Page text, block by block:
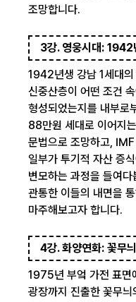
조망합니다.
3강. 영웅시대: 1942
1942년생 강남 1세대
신중산층이 어떤 조건
형성되었는지를 내부로
88만원 세대로 이어지
문법으로 조망하고,
일부가 투기적 자산 증
변모하는 과정을 들여
관통한 이들의 내면을
마주해보고자 합니다.
4강. 화양연화: 꽃무
1975년 부엌 가전 표
광장까지 진출한 꽃무